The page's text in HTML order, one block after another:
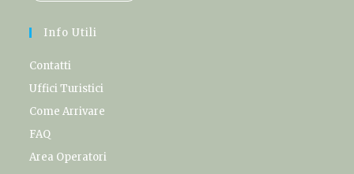
Info Utili
Contatti
Uffici Turistici
Come Arrivare
FAQ
Area Operatori